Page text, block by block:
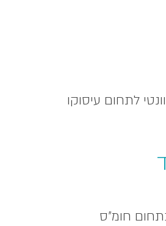
לתחום עיסוקו
חומ"ס